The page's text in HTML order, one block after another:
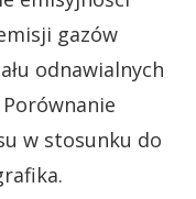
gazów
odnawialnych
w stosunku do